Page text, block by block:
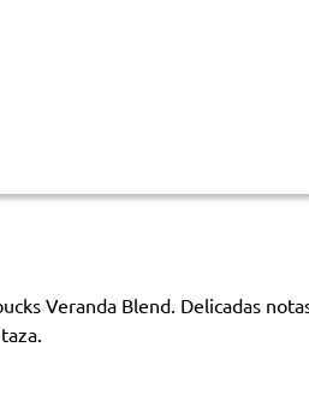
Veranda Blend. Delicadas